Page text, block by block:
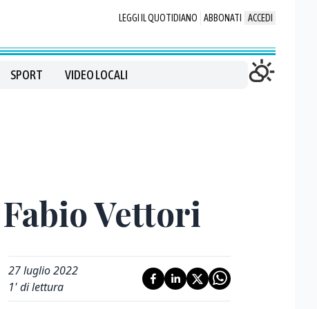
LEGGI IL QUOTIDIANO ABBONATI ACCEDI
SPORT VIDEO LOCALI
Vettori
27 luglio 2022
1' di lettura